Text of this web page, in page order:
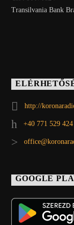
Transilvania Bank
http://
+40 771 529 424
GOOGLE